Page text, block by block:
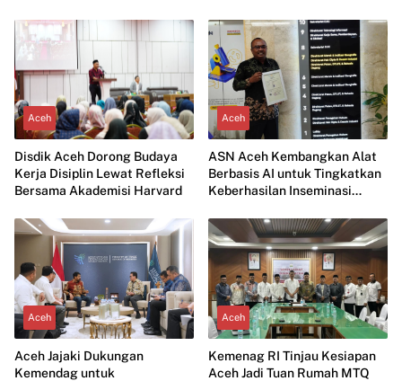
Aceh
Disdik Aceh Dorong Budaya
Kerja Disiplin Lewat Refleksi
Bersama Akademisi Harvard
Aceh
ASN Aceh Kembangkan Alat
Berbasis AI untuk Tingkatkan
Keberhasilan Inseminasi
Aceh
Aceh Jajaki Dukungan
Kemendag untuk
Aceh
Kemenag RI Tinjau Kesiapan
Aceh Jadi Tuan Rumah MTQ